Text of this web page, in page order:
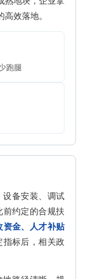
效落地。
跑腿
设备安装、调试
约定的合规扶
资金、人才补贴
标后，相关政